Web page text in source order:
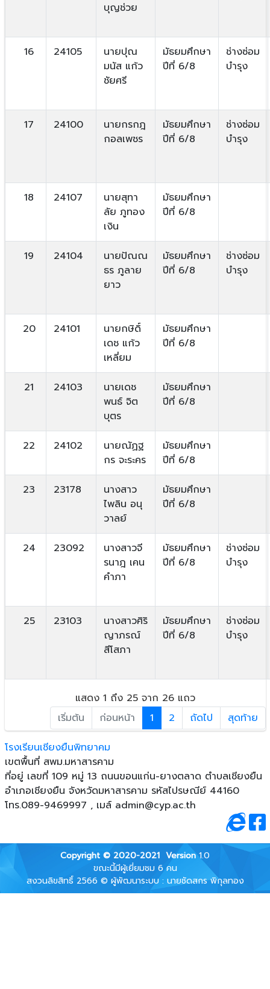
บุญช่วย
16 24105
นายปุณ
มนัส แก้ว
ชัยศรี
มัธยมศึกษา
ปีที่ 6/8
ช่างซ่อม
บำรุง
17 24100
นายกรกฎ
กอลเพชร
มัธยมศึกษา
ปีที่ 6/8
ช่างซ่อม
บำรุง
18 24107
นายสุทา
ลัย ภูทอง
เงิน
มัธยมศึกษา
ปีที่ 6/8
19 24104
นายปัณณ
ธร ภูลาย
ยาว
มัธยมศึกษา
ปีที่ 6/8
ช่างซ่อม
บำรุง
20 24101
นายกษิดิ์
เดช แก้ว
เหลี่ยม
มัธยมศึกษา
ปีที่ 6/8
21 24103
นายเดช
พนธ์ จิต
บุตร
มัธยมศึกษา
ปีที่ 6/8
22 24102
นายณัฏฐ
กร จะระคร
มัธยมศึกษา
ปีที่ 6/8
23 23178
นางสาว
ไพลิน อนุ
วาลย์
มัธยมศึกษา
ปีที่ 6/8
24 23092
นางสาวจี
รนาฎ เคน
คำภา
มัธยมศึกษา
ปีที่ 6/8
ช่างซ่อม
บำรุง
25 23103
นางสาวศิริ
ญาภรณ์
สีโสภา
มัธยมศึกษา
ปีที่ 6/8
ช่างซ่อม
บำรุง
แสดง 1 ถึง 25 จาก 26 แถว
เริ่มต้น
ก่อนหน้า 1 2 ถัดไป สุดท้าย
โรงเรียนเชียงยืนพิทยาคม
เขตพื้นที่ สพม.มหาสารคาม
ที่อยู่ เลขที่ 109 หมู่ 13 ถนนขอนแก่น-ยางตลาด ตําบลเชียงยืน
อําเภอเชียงยืน จังหวัดมหาสารคาม รหัสไปรษณีย์ 44160
โทร.089-9469997 , เมล์ admin@cyp.ac.th
Copyright © 2020-2021 Version1.0
ขณะนี้มีผู้เยี่ยมชม 6 คน
สงวนลิขสิทธิ์ 2566 © ผู้พัฒนาระบบ : นายชัดสกร พิกุลทอง